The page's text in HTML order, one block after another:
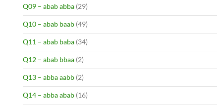
Q09 – abab abba (29)
Q10 – abab baab (49)
Q11 – abab baba (34)
Q12 – abab bbaa (2)
Q13 – abba aabb (2)
Q14 – abba abab (16)